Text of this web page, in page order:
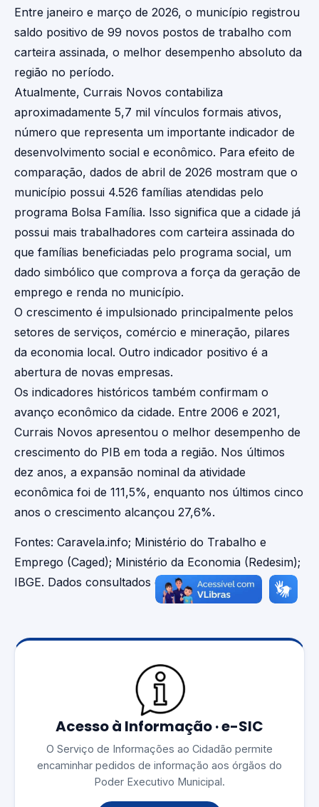
Entre janeiro e março de 2026, o município registrou
saldo positivo de 99 novos postos de trabalho com
carteira assinada, o melhor desempenho absoluto da
região no período.
Atualmente, Currais Novos contabiliza
aproximadamente 5,7 mil vínculos formais ativos,
número que representa um importante indicador de
desenvolvimento social e econômico. Para efeito de
comparação, dados de abril de 2026 mostram que o
município possui 4.526 famílias atendidas pelo
programa Bolsa Família. Isso significa que a cidade já
possui mais trabalhadores com carteira assinada do
que famílias beneficiadas pelo programa social, um
dado simbólico que comprova a força da geração de
emprego e renda no município.
O crescimento é impulsionado principalmente pelos
setores de serviços, comércio e mineração, pilares
da economia local. Outro indicador positivo é a
abertura de novas empresas.
Os indicadores históricos também confirmam o
avanço econômico da cidade. Entre 2006 e 2021,
Currais Novos apresentou o melhor desempenho de
crescimento do PIB em toda a região. Nos últimos
dez anos, a expansão nominal da atividade
econômica foi de 111,5%, enquanto nos últimos cinco
anos o crescimento alcançou 27,6%.
Fontes: Caravela.info; Ministério do Trabalho e
Emprego (Caged); Ministério da Economia (Redesim);
IBGE. Dados consultados em maio de 2026.
Acesso à Informação · e-SIC
O Serviço de Informações ao Cidadão permite
encaminhar pedidos de informação aos órgãos do
Poder Executivo Municipal.